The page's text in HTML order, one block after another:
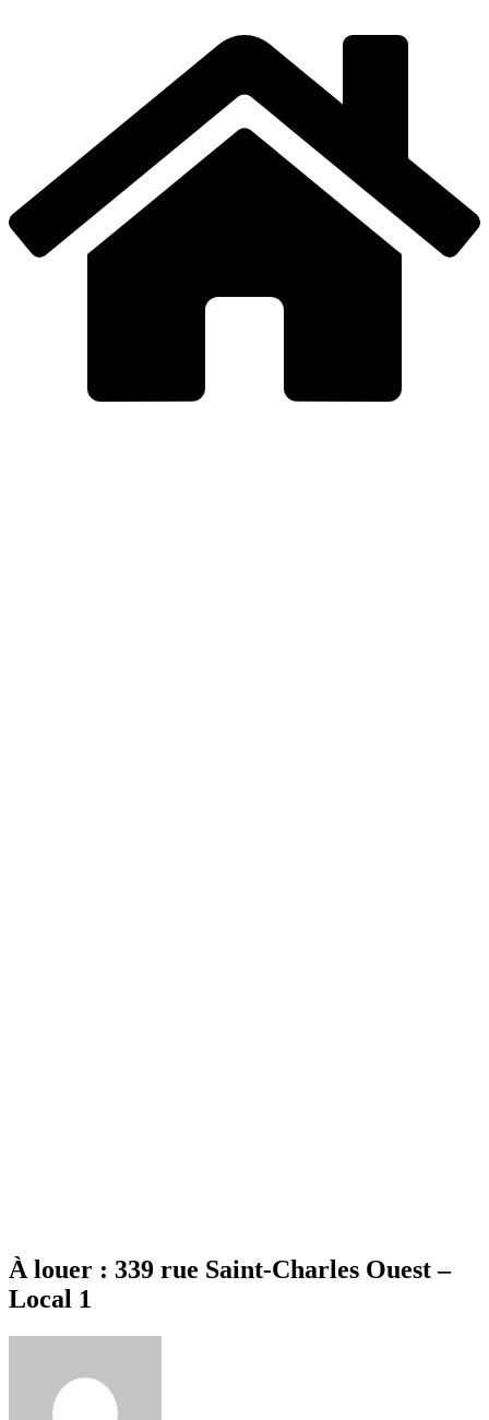
À louer : 339 rue Saint-Charles Ouest –
Local 1